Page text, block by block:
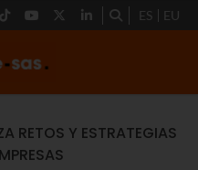
ES EU
RETOS Y ESTRATEGIAS